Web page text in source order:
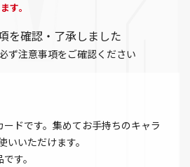
す。
を確認・了承しました
ず注意事項をご確認ください
ドです。集めてお手持ちのキャラ
いいただけます。
す。